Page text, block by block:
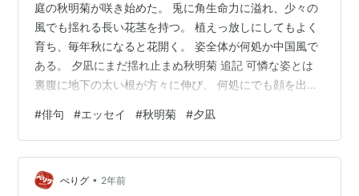
庭の秋明菊が咲き始めた。 兎に角生命力に溢れ、少々の
風でも揺れる長い花茎を持つ。 植えっ放しにしてもよく
育ち、毎年秋になると花開く。 姿全体が何処か中国風で
ある。 夕凪にまだ揺れ止まぬ秋明菊 追記 可憐な姿とは
裏腹に地下の太い根が方々に伸び、 何処にでも顔を出す
廷の特に後宮の庭には ピッタリのイメージがある。
#俳句 #エッセイ #秋明菊 #夕凪
ぺりグ • 2年前